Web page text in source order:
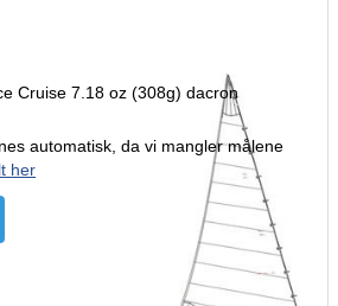
Cruise 7.18 oz (308g) dacron
automatisk, da vi mangler målene
her